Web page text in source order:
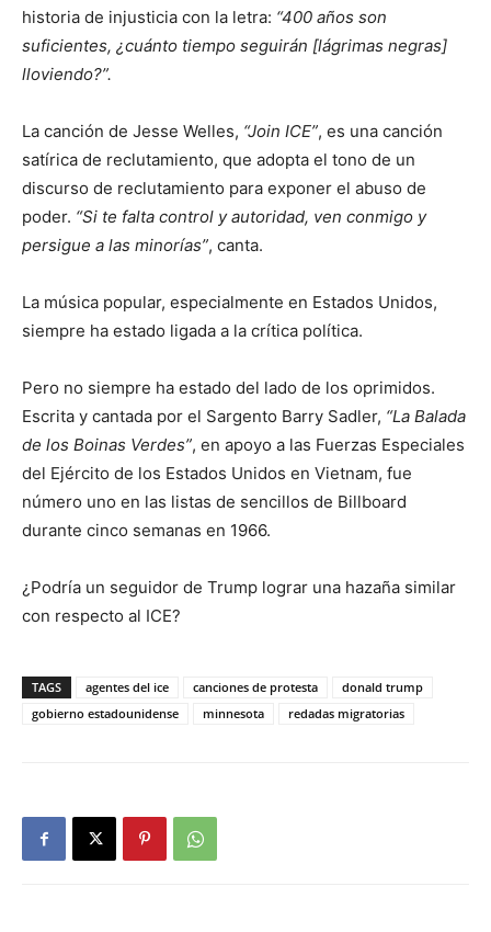
historia de injusticia con la letra: “400 años son
suficientes, ¿cuánto tiempo seguirán [lágrimas negras]
lloviendo?”.
La canción de Jesse Welles, “Join ICE”, es una canción
satírica de reclutamiento, que adopta el tono de un
discurso de reclutamiento para exponer el abuso de
poder. “Si te falta control y autoridad, ven conmigo y
persigue a las minorías”, canta.
La música popular, especialmente en Estados Unidos,
siempre ha estado ligada a la crítica política.
Pero no siempre ha estado del lado de los oprimidos.
Escrita y cantada por el Sargento Barry Sadler, “La Balada
de los Boinas Verdes”, en apoyo a las Fuerzas Especiales
del Ejército de los Estados Unidos en Vietnam, fue
número uno en las listas de sencillos de Billboard
durante cinco semanas en 1966.
¿Podría un seguidor de Trump lograr una hazaña similar
con respecto al ICE?
TAGS agentes del ice canciones de protesta
donald trump
gobierno estadounidense
minnesota redadas migratorias